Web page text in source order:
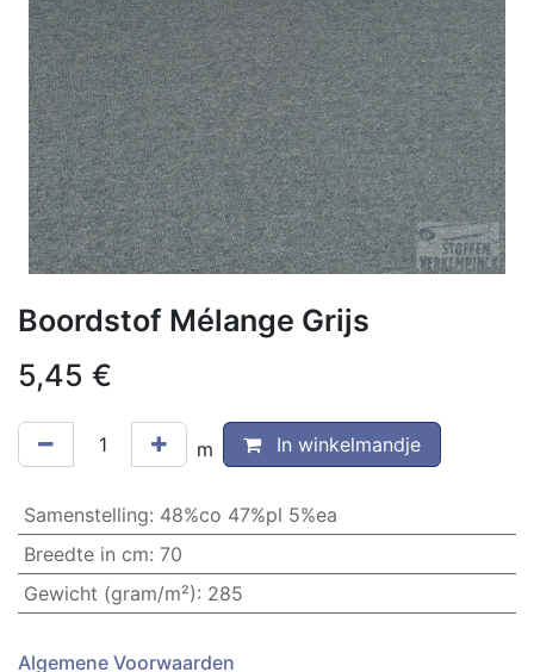
Boordstof Mélange Grijs
5,45 €
m In winkelmandje
Samenstelling: 48%co 47%pl 5%ea
Breedte in cm: 70
Gewicht (gram/m²): 285
Algemene Voorwaarden